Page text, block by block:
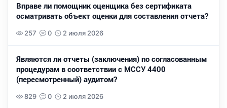
Вправе ли помощник оценщика без сертификата
осматривать объект оценки для составления отчета?
257 0 2 июля 2026
Являются ли отчеты (заключения) по согласованным
процедурам в соответствии с МССУ 4400
(пересмотренный) аудитом?
829 0 2 июля 2026